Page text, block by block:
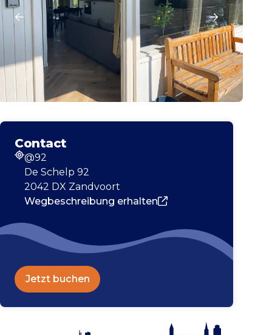
Contact
Adresse
@92
De Schelp 92
2042 DX Zandvoort
Wegbeschreibung erhalten
Jetzt buchen